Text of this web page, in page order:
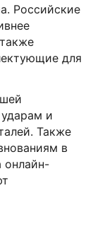
Российские
для
и
Также
в
онлайн-